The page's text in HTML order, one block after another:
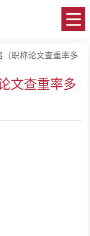
职称论文查重率多
文查重率多